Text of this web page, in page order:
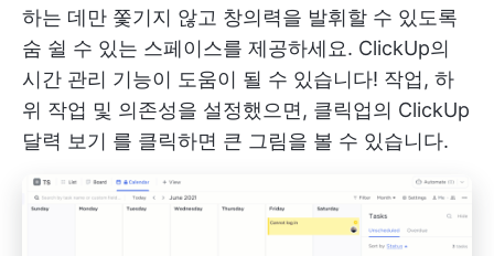
하는 데만 쫓기지 않고 창의력을 발휘할 수 있도록
숨 쉴 수 있는 스페이스를 제공하세요. ClickUp의
시간 관리 기능이 도움이 될 수 있습니다! 작업, 하
위 작업 및 의존성을 설정했으면, 클릭업의 ClickUp
달력 보기 를 클릭하면 큰 그림을 볼 수 있습니다.